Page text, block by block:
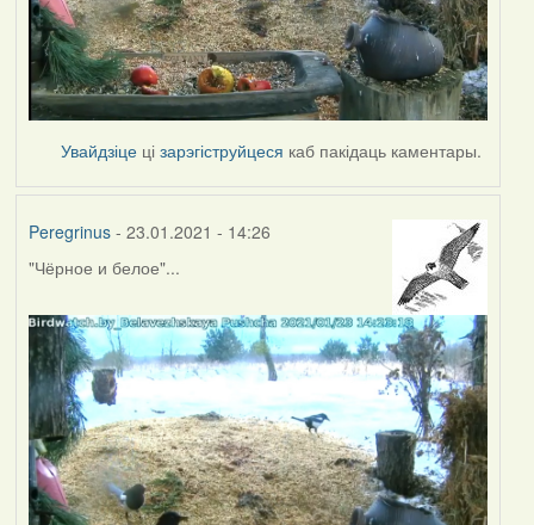
Увайдзіце цізарэгіструйцеся каб пакідаць каментары.
Peregrinus- 23.01.2021 - 14:26
"Чёрное и белое"...